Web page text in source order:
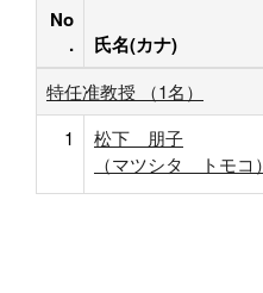
No
.
氏名(カナ)
特任准教授 （1名）
1
松下 朋子
（マツシタ トモコ）